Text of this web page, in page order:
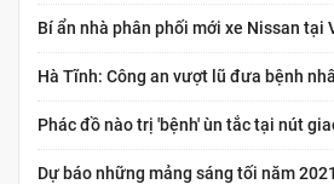
Bí ẩn nhà phân phối mới xe Nissan tại
Hà Tĩnh: Công an vượt lũ đưa bệnh
Phác đồ nào trị 'bệnh' ùn tắc tại nút
Dự báo những mảng sáng tối năm 2021